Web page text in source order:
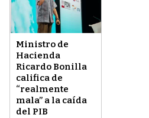
Ministro de
Hacienda
Ricardo Bonilla
califica de
“realmente
mala” a la caída
del PIB